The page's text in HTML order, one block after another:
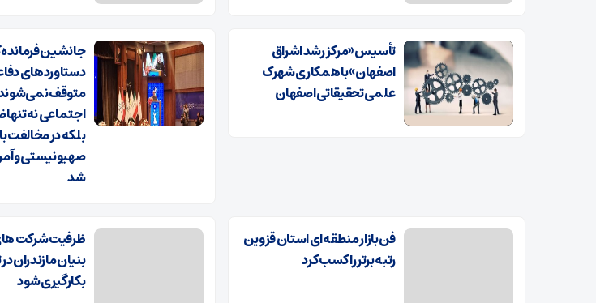
تأسیس «مرکز رشد اشراق
اصفهان» با همکاری شهرک
علمی تحقیقاتی اصفهان
جانشین
دستاوردهای
متوقف
اجتماعی
بلکه در مخالفت
صهیونیستی و
شد
فن‌بازار منطقه‌ای استان قزوین
رتبه برتر را کسب کرد
ظرفیت شرکت
بنیان مازندران
بکارگیری شود